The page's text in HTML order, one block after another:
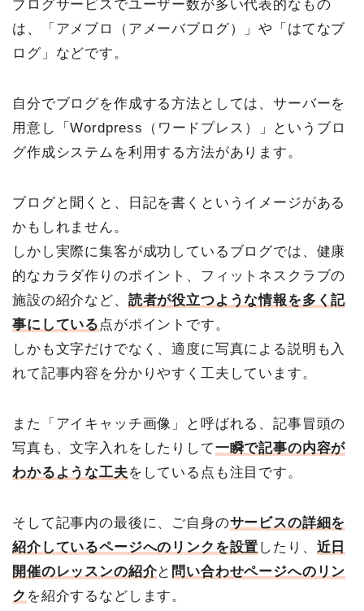
ブログサービスでユーザー数が多い代表的なもの
は、「アメブロ（アメーバブログ）」や「はてなブ
ログ」などです。
自分でブログを作成する方法としては、サーバーを
用意し「Wordpress（ワードプレス）」というブロ
グ作成システムを利用する方法があります。
ブログと聞くと、日記を書くというイメージがある
かもしれません。
しかし実際に集客が成功しているブログでは、健康
的なカラダ作りのポイント、フィットネスクラブの
施設の紹介など、 読者が役立つような情報を多く記
事にしている 点がポイントです。
しかも文字だけでなく、適度に写真による説明も入
れて記事内容を分かりやすく工夫しています。
また「アイキャッチ画像」と呼ばれる、記事冒頭の
写真も、文字入れをしたりして一瞬で記事の内容が
わかるような工夫をしている点も注目です。
そして記事内の最後に、ご自身のサービスの詳細を
紹介しているページへのリンクを設置 したり、 近日
開催のレッスンの紹介と 問い合わせページへのリン
ク を紹介するなどします。